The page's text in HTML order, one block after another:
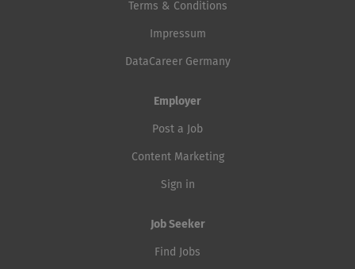
Terms & Conditions
Impressum
DataCareer Germany
Employer
Post a Job
Content Marketing
Sign in
Job Seeker
Find Jobs